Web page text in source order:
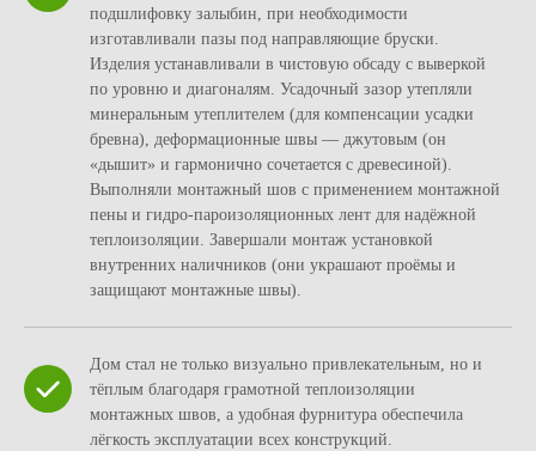
подшлифовку залыбин, при необходимости
изготавливали пазы под направляющие бруски.
Изделия устанавливали в чистовую обсаду с выверкой
по уровню и диагоналям. Усадочный зазор утепляли
минеральным утеплителем (для компенсации усадки
бревна), деформационные швы — джутовым (он
«дышит» и гармонично сочетается с древесиной).
Выполняли монтажный шов с применением монтажной
пены и гидро‑пароизоляционных лент для надёжной
теплоизоляции. Завершали монтаж установкой
внутренних наличников (они украшают проёмы и
защищают монтажные швы).
Дом стал не только визуально привлекательным, но и
тёплым благодаря грамотной теплоизоляции
монтажных швов, а удобная фурнитура обеспечила
лёгкость эксплуатации всех конструкций.